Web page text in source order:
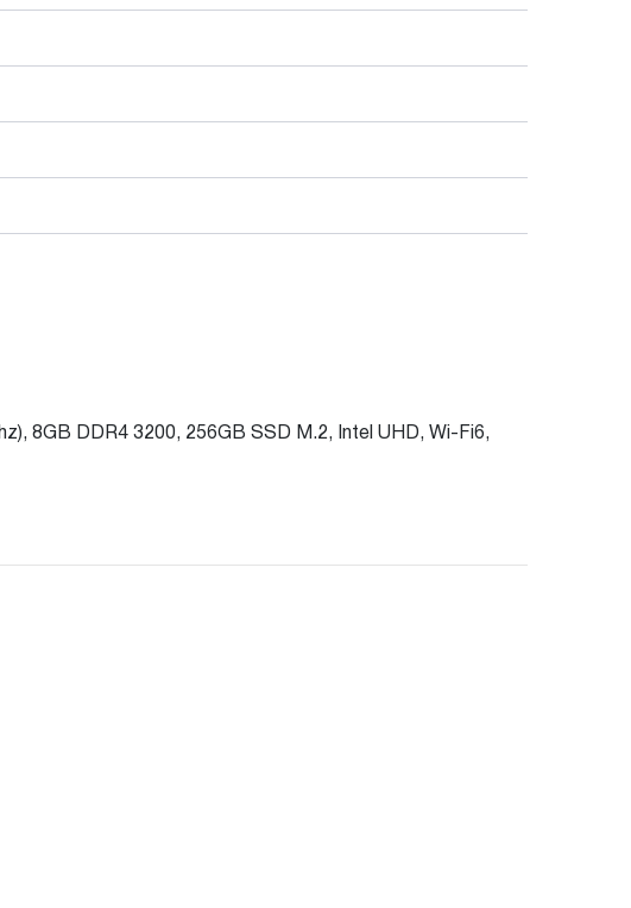
8GB DDR4 3200, 256GB SSD M.2, Intel UHD, Wi-Fi6,